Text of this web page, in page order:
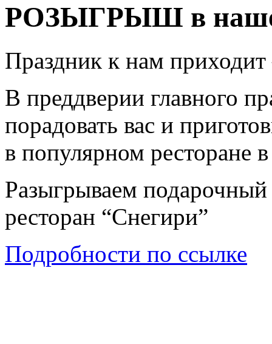
РОЗЫГРЫШ в
Праздник к нам
В преддверии главного
порадовать вас и
в популярном ресторане
Разыгрываем подарочный
ресторан “Снегири”
Подробности по ссылке